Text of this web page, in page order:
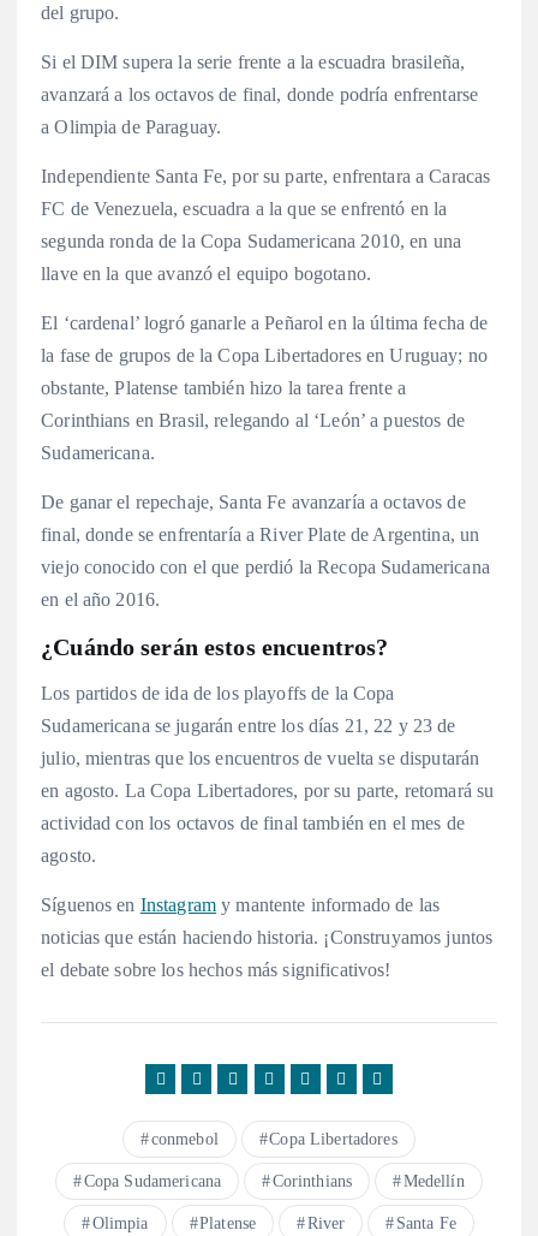
del grupo.
Si el DIM supera la serie frente a la escuadra brasileña,
avanzará a los octavos de final, donde podría enfrentarse
a Olimpia de Paraguay.
Independiente Santa Fe, por su parte, enfrentara a Caracas
FC de Venezuela, escuadra a la que se enfrentó en la
segunda ronda de la Copa Sudamericana 2010, en una
llave en la que avanzó el equipo bogotano.
El ‘cardenal’ logró ganarle a Peñarol en la última fecha de
la fase de grupos de la Copa Libertadores en Uruguay; no
obstante, Platense también hizo la tarea frente a
Corinthians en Brasil, relegando al ‘León’ a puestos de
Sudamericana.
De ganar el repechaje, Santa Fe avanzaría a octavos de
final, donde se enfrentaría a River Plate de Argentina, un
viejo conocido con el que perdió la Recopa Sudamericana
en el año 2016.
¿Cuándo serán estos encuentros?
Los partidos de ida de los playoffs de la Copa
Sudamericana se jugarán entre los días 21, 22 y 23 de
julio, mientras que los encuentros de vuelta se disputarán
en agosto. La Copa Libertadores, por su parte, retomará su
actividad con los octavos de final también en el mes de
agosto.
Síguenos en Instagram y mantente informado de las
noticias que están haciendo historia. ¡Construyamos juntos
el debate sobre los hechos más significativos!
conmebol Copa Libertadores
Copa Sudamericana Corinthians Medellín
Olimpia Platense River Santa Fe